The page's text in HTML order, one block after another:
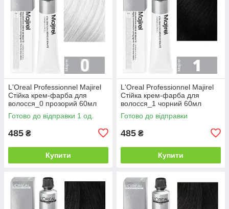
L'Oreal Professionnel Majirel
Стійка крем-фарба для
волосся_0 прозорий 60мл
Готово до відправки 1 од.
485 ₴
Купити
L'Oreal Professionnel Majirel
Стійка крем-фарба для
волосся_1 чорний 60мл
Готово до відправки
485 ₴
Купити